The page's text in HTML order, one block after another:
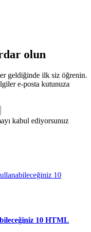
olun
geldiğinde ilk siz öğrenin.
e-posta kutunuza
kabul ediyorsunuz
10 HTML